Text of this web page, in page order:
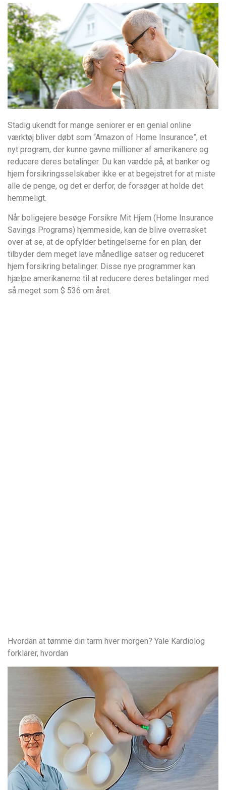
Stadig ukendt for mange seniorer er en genial online
værktøj bliver døbt som “Amazon of Home Insurance”, et
nyt program, der kunne gavne millioner af amerikanere og
reducere deres betalinger. Du kan vædde på, at banker og
hjem forsikringsselskaber ikke er at begejstret for at miste
alle de penge, og det er derfor, de forsøger at holde det
hemmeligt.
Når boligejere besøge Forsikre Mit Hjem (Home Insurance
Savings Programs) hjemmeside, kan de blive overrasket
over at se, at de opfylder betingelserne for en plan, der
tilbyder dem meget lave månedlige satser og reduceret
hjem forsikring betalinger. Disse nye programmer kan
hjælpe amerikanerne til at reducere deres betalinger med
så meget som $ 536 om året.
Hvordan at tømme din tarm hver morgen? Yale Kardiolog
forklarer, hvordan